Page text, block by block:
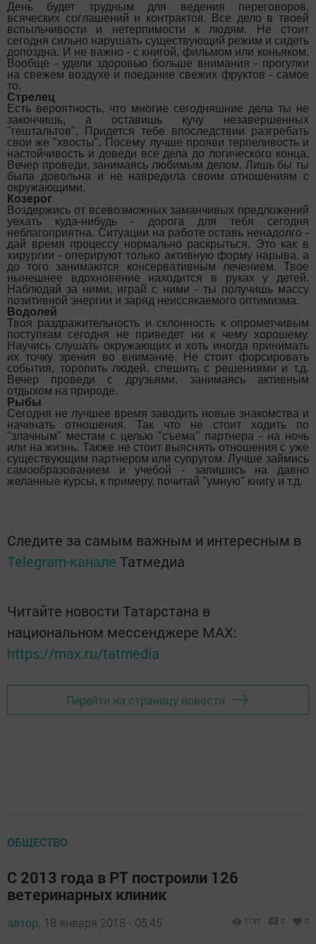
День будет трудным для ведения переговоров,
всяческих соглашений и контрактов. Все дело в твоей
вспыльчивости и нетерпимости к людям. Не стоит
сегодня сильно нарушать существующий режим и сидеть
допоздна. И не важно - с книгой, фильмом или коньяком.
Вообще - удели здоровью больше внимания - прогулки
на свежем воздухе и поедание свежих фруктов - самое
то.
Стрелец
Есть вероятность, что многие сегодняшние дела ты не
закончишь, а оставишь кучу незавершенных
"гештальтов". Придется тебе впоследствии разгребать
свои же "хвосты". Посему лучше прояви терпеливость и
настойчивость и доведи все дела до логического конца.
Вечер проведи, занимаясь любимым делом. Лишь бы ты
была довольна и не навредила своим отношениям с
окружающими.
Козерог
Воздержись от всевозможных заманчивых предложений
уехать куда-нибудь - дорога для тебя сегодня
неблагоприятна. Ситуации на работе оставь ненадолго -
дай время процессу нормально раскрыться. Это как в
хирургии - оперируют только активную форму нарыва, а
до того занимаются консервативным лечением. Твое
нынешнее вдохновение находится в руках у детей.
Наблюдай за ними, играй с ними - ты получишь массу
позитивной энергии и заряд неиссякаемого оптимизма.
Водолей
Твоя раздражительность и склонность к опрометчивым
поступкам сегодня не приведет ни к чему хорошему.
Научись слушать окружающих и хоть иногда принимать
их точку зрения во внимание. Не стоит форсировать
события, торопить людей, спешить с решениями и т.д.
Вечер проведи с друзьями, занимаясь активным
отдыхом на природе.
Рыбы
Сегодня не лучшее время заводить новые знакомства и
начинать отношения. Так что не стоит ходить по
"злачным" местам с целью "съема" партнера - на ночь
или на жизнь. Также не стоит выяснять отношения с уже
существующим партнером или супругом. Лучше займись
самообразованием и учебой - запишись на давно
желанные курсы, к примеру, почитай "умную" книгу и т.д.
Следите за самым важным и интересным в
Telegram-канале Татмедиа
Читайте новости Татарстана в
национальном мессенджере MАХ:
https://max.ru/tatmedia
Перейти на страницу новости
ОБЩЕСТВО
С 2013 года в РТ построили 126
ветеринарных клиник
автор, 18 января 2018 - 05:45 1137 0 0